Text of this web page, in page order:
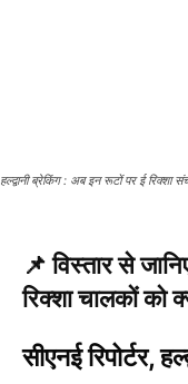
हल्द्वानी ब्रेकिंग : अब इन रूटों पर ई रिक्शा
📌 विस्तार से
रिक्शा चालकों को
सीएनई रिपोर्टर,